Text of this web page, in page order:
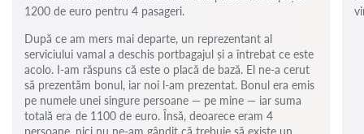
1200 de euro pentru 4 pasageri.
După ce am mers mai departe, un reprezentant al
serviciului vamal a deschis portbagajul și a întrebat ce este
acolo. I-am răspuns că este o placă de bază. El ne-a cerut
să prezentăm bonul, iar noi l-am prezentat. Bonul era emis
pe numele unei singure persoane — pe mine — iar suma
totală era de 1100 de euro. Însă, deoarece eram 4